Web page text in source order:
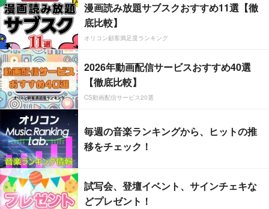
漫画読み放題サブスクおすすめ11選【徹
底比較】
オリコン顧客満足度ランキング
2026年動画配信サービスおすすめ40選
【徹底比較】
CS動画配信サービス20選
毎週の音楽ランキングから、ヒットの推
移をチェック！
試写会、登壇イベント、サインチェキな
どプレゼント！